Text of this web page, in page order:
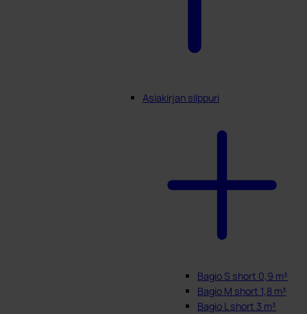
Asiakirjan silppuri
Bagio S short 0,9 m³
Bagio M short 1,8 m³
Bagio L short 3 m³